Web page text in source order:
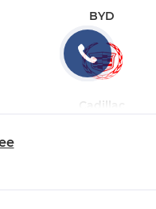
BYD
Cadillac